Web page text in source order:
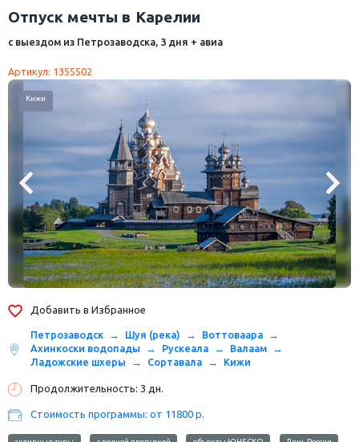
Отпуск мечты в Карелии
с выездом из Петрозаводска, 3 дня + авиа
Артикул: 1355502
Кижи
Добавить в Избранное
Петрозаводск Шуя (река)
Воттоваара
Ахинкоски водопады
Рускеала
Валаам
Ладожские шхеры
Сортавала Кижи
Продолжительность: 3 дн.
Стоимость программы: от 11800 р.